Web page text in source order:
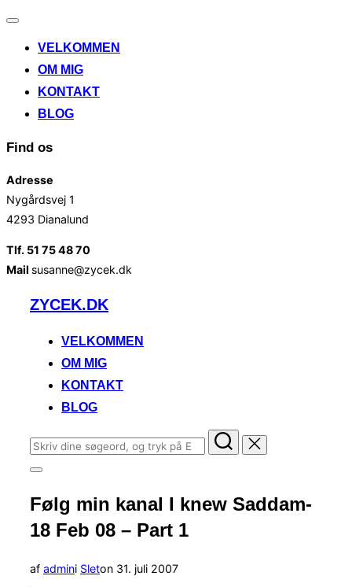
Slå
til/fraVELKOMMEN
OM MIG
KONTAKT
BLOG
Find os
Adresse
Nygårdsvej 1
4293 Dianalund
Tlf. 51 75 48 70
Mail susanne@zycek.dk
VidereZYCEK.DK
VELKOMMEN
OM MIG
KONTAKT
BLOG
Søg
efter:
Slå
i
sidekolonne
til/fra
Følg min kanal I knew Saddam-
18 Feb 08 – Part 1
af admini Sleton Udgivet
31. juli 2007